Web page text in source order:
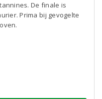
De finale is
Prima bij gevogelte